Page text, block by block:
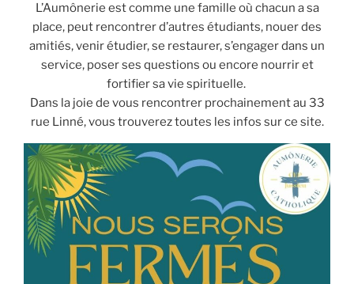
L’Aumônerie est comme une famille où chacun a sa
place, peut rencontrer d’autres étudiants, nouer des
amitiés, venir étudier, se restaurer, s’engager dans un
service, poser ses questions ou encore nourrir et
fortifier sa vie spirituelle.
Dans la joie de vous rencontrer prochainement au 33
rue Linné, vous trouverez toutes les infos sur ce site.